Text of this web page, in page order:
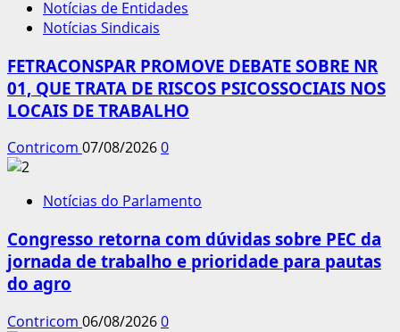
Notícias de Entidades
Notícias Sindicais
FETRACONSPAR PROMOVE DEBATE SOBRE NR
01, QUE TRATA DE RISCOS PSICOSSOCIAIS NOS
LOCAIS DE TRABALHO
Contricom 07/08/20260
Notícias do Parlamento
Congresso retorna com dúvidas sobre PEC da
jornada de trabalho e prioridade para pautas
do agro
Contricom 06/08/20260